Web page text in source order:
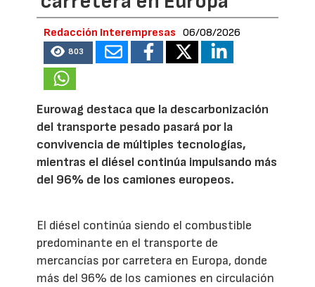
Redacción Interempresas 06/08/2026
803
Eurowag destaca que la descarbonización
del transporte pesado pasará por la
convivencia de múltiples tecnologías,
mientras el diésel continúa impulsando más
del 96% de los camiones europeos.
El diésel continúa siendo el combustible
predominante en el transporte de
mercancías por carretera en Europa, donde
más del 96% de los camiones en circulación